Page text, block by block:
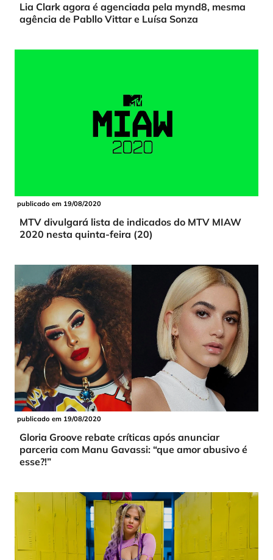
Lia Clark agora é agenciada pela mynd8, mesma
agência de Pabllo Vittar e Luísa Sonza
publicado em 19/08/2020
MTV divulgará lista de indicados do MTV MIAW
2020 nesta quinta-feira (20)
publicado em 19/08/2020
Gloria Groove rebate críticas após anunciar
parceria com Manu Gavassi: “que amor abusivo é
esse?!”